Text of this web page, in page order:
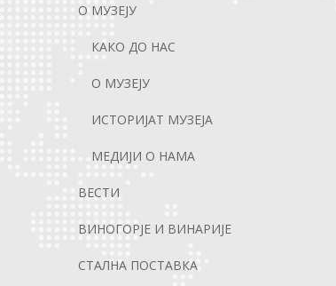
О МУЗЕЈУ
КАКО ДО НАС
О МУЗЕЈУ
ИСТОРИЈАТ МУЗЕЈА
МЕДИЈИ О НАМА
ВЕСТИ
ВИНОГОРЈЕ И ВИНАРИЈЕ
СТАЛНА ПОСТАВКА